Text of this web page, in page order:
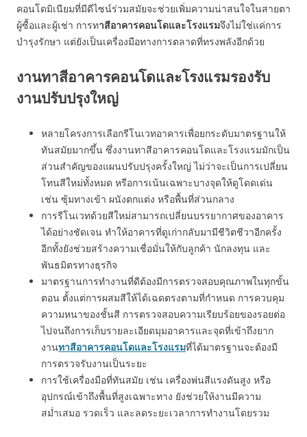
คอนโดมิเนียมที่มีดีไซน์ร่วมสมัยจะช่วยเพิ่มความน่าสนใจในสายตา
ผู้ซื้อและผู้เช่า การทาสีอาคารคอนโดและโรงแรมจึงไม่ใช่แค่การ
บำรุงรักษา แต่ยังเป็นเครื่องมือทางการตลาดที่ทรงพลังอีกด้วย
งานทาสีอาคารคอนโดและโรงแรมรองรับ
งานปรับปรุงใหญ่
หลายโครงการเลือกรีโนเวทอาคารเพื่อยกระดับมาตรฐานให้
ทันสมัยมากขึ้น ซึ่งงานทาสีอาคารคอนโดและโรงแรมมักเป็น
ส่วนสำคัญของแผนปรับปรุงครั้งใหญ่ ไม่ว่าจะเป็นการเปลี่ยน
โทนสีใหม่ทั้งหมด หรือการเน้นเฉพาะบางจุดให้ดูโดดเด่น
เช่น ซุ้มทางเข้า ผนังตกแต่ง หรือพื้นที่ส่วนกลาง
การรีโนเวทด้วยสีใหม่สามารถเปลี่ยนบรรยากาศของอาคาร
ได้อย่างชัดเจน ทำให้อาคารที่ดูเก่ากลับมามีชีวิตชีวาอีกครั้ง
อีกทั้งยังช่วยสร้างความเชื่อมั่นให้กับลูกค้า นักลงทุน และ
พันธมิตรทางธุรกิจ
มาตรฐานการทำงานที่ดีต้องมีการตรวจสอบคุณภาพในทุกขั้น
ตอน ตั้งแต่การผสมสีให้ได้เฉดตรงตามที่กำหนด การควบคุม
ความหนาของชั้นสี การตรวจสอบความเรียบร้อยของรอยต่อ
ไปจนถึงการเก็บรายละเอียดมุมอาคารและจุดที่เข้าถึงยาก
งานทาสีอาคารคอนโดและโรงแรมที่ได้มาตรฐานจะต้องมี
การตรวจรับงานเป็นระยะ
การใช้เครื่องมือที่ทันสมัย เช่น เครื่องพ่นสีแรงดันสูง หรือ
อุปกรณ์เข้าถึงพื้นที่สูงเฉพาะทาง ยังช่วยให้งานมีความ
สม่ำเสมอ รวดเร็ว และลดระยะเวลาการทำงานโดยรวม